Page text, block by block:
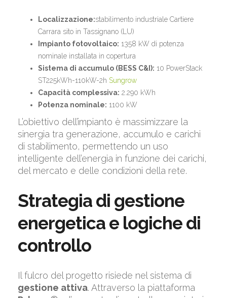
Localizzazione:stabilimento industriale Cartiere
Carrara sito in Tassignano (LU)
Impianto fotovoltaico: 1358 kW di potenza
nominale installata in copertura
Sistema di accumulo (BESS C&I): 10 PowerStack
ST225kWh-110kW-2h Sungrow
Capacità complessiva: 2.290 kWh
Potenza nominale: 1100 kW
L’obiettivo dell’impianto è massimizzare la
sinergia tra generazione, accumulo e carichi
di stabilimento, permettendo un uso
intelligente dell’energia in funzione dei carichi,
del mercato e delle condizioni della rete.
Strategia di gestione
energetica e logiche di
controllo
Il fulcro del progetto risiede nel sistema di
gestione attiva. Attraverso la piattaforma